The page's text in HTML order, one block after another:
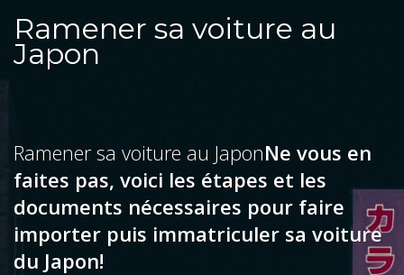
Ramener sa voiture au
Japon
Ramener sa voiture au JaponNe vous en
faites pas, voici les étapes et les
documents nécessaires pour faire
importer puis immatriculer sa voiture
du Japon!